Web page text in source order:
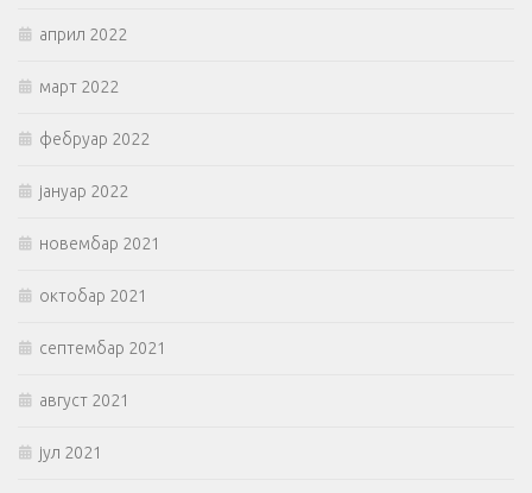
април 2022
март 2022
фебруар 2022
јануар 2022
новембар 2021
октобар 2021
септембар 2021
август 2021
јул 2021